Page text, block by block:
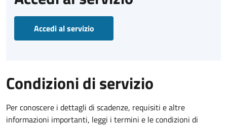
Accedi al servizio
Condizioni di servizio
Per conoscere i dettagli di scadenze, requisiti e altre
informazioni importanti, leggi i termini e le condizioni di